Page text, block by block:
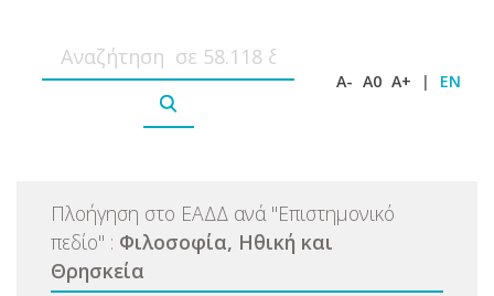
A- A0 A+ | EN
Πλοήγηση στο ΕΑΔΔ ανά "Επιστημονικό
πεδίο" : Φιλοσοφία, Ηθική και
Θρησκεία